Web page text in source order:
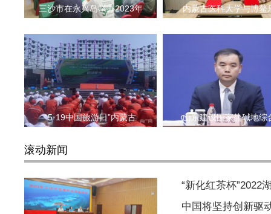
三沙市在永兴岛举办2023年 内蒙古医科大学与博鳌
“5·19中国旅游日”内蒙古 山东建设国家盐碱地综
滚动新闻
“新化红茶杯”2022
中国将坚持创新驱